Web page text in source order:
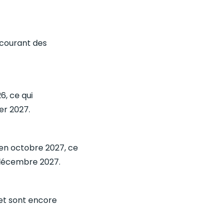
des
ce qui
2027.
octobre 2027, ce
2027.
sont encore